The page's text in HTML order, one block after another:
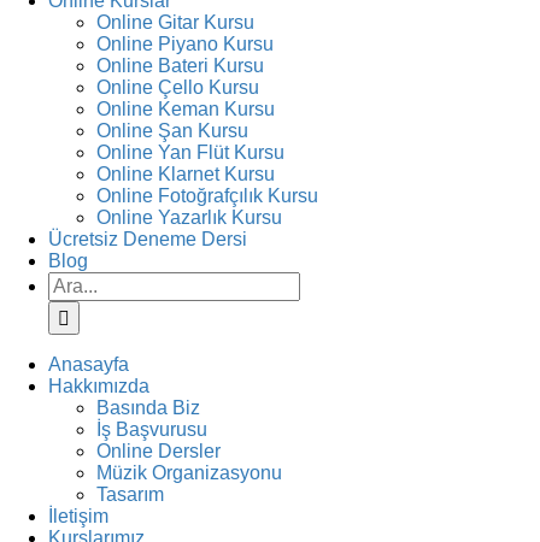
Online Gitar Kursu
Online Piyano Kursu
Online Bateri Kursu
Online Çello Kursu
Online Keman Kursu
Online Şan Kursu
Online Yan Flüt Kursu
Online Klarnet Kursu
Online Fotoğrafçılık Kursu
Online Yazarlık Kursu
Ücretsiz Deneme Dersi
Blog
Ara:
Anasayfa
Hakkımızda
Basında Biz
İş Başvurusu
Online Dersler
Müzik Organizasyonu
Tasarım
İletişim
Kurslarımız